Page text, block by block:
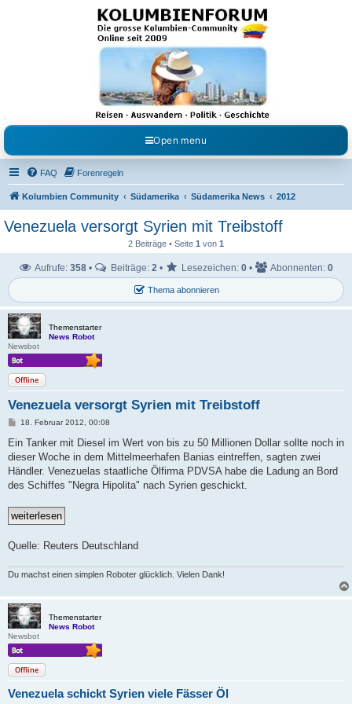
Kolumbienforum - Das
grosse Forum der
Freunde Kolumbiens
Reisen, Auswandern, Kultur, Politik, Geschichte und Visum in Kolumbien und Venezuela.
Austausch, Erfahrungen und Gemeinschaft im Kolumbienforum
Open menu
FAQ Forenregeln
Kolumbien Community Südamerika Südamerika News 2012
Venezuela versorgt Syrien mit Treibstoff
2 Beiträge • Seite 1 von 1
Thema abonnieren
Aufrufe: 358 • Beiträge: 2 • Lesezeichen: 0 • Abonnenten: 0
Themenstarter
News Robot
Newsbot
Offline
Venezuela versorgt Syrien mit Treibstoff
B
i
r
a
18. Februar 2012, 00:08
Ein Tanker mit Diesel im Wert von bis zu 50 Millionen Dollar sollte noch in
dieser Woche in dem Mittelmeerhafen Banias eintreffen, sagten zwei
Händler. Venezuelas staatliche Ölfirma PDVSA habe die Ladung an Bord
des Schiffes "Negra Hipolita" nach Syrien geschickt.
Quelle: Reuters Deutschland
Du machst einen simplen Roboter glücklich. Vielen Dank!
Themenstarter
News Robot
Newsbot
Offline
Venezuela schickt Syrien viele Fässer Öl